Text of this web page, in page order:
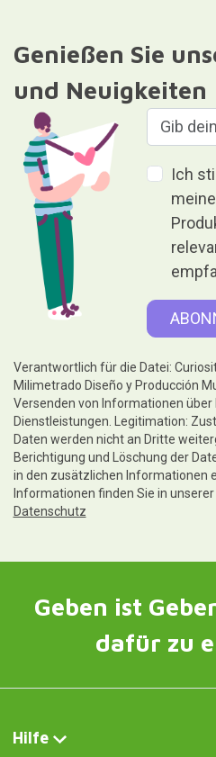
Genießen Sie
und Neuigkeiten
Ich
Verantwortlich für die Datei:
Milimetrado Diseño y Producción
Versenden von Informationen
Dienstleistungen. Legitimation:
Daten werden nicht an Dritte
Berichtigung und Löschung der
in den zusätzlichen Informationen
Informationen finden Sie in unserer
Datenschutz
Geben ist
dafür zu
Hilfe